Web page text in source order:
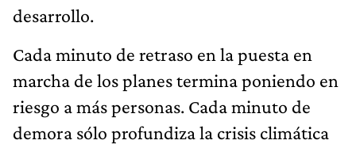
desarrollo.
Cada minuto de retraso en la puesta en
marcha de los planes termina poniendo en
riesgo a más personas. Cada minuto de
demora sólo profundiza la crisis climática